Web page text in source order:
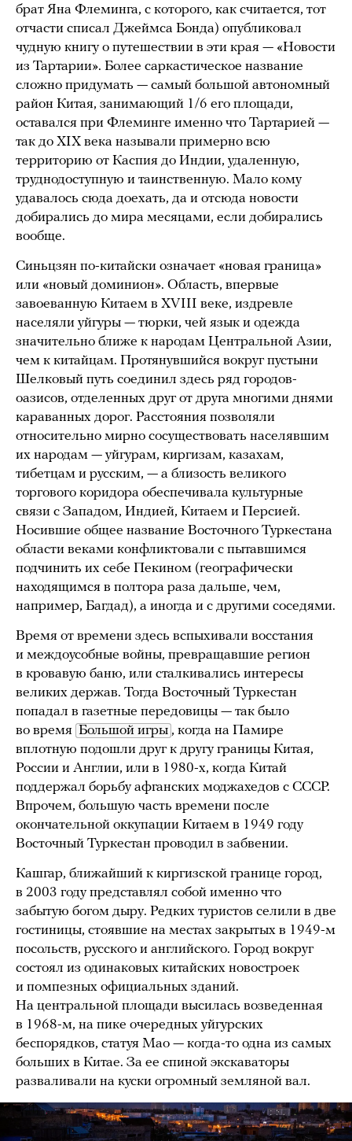
брат Яна Флеминга, с которого, как считается, тот
отчасти списал Джеймса Бонда) опубликовал
чудную книгу о путешествии в эти края — «Новости
из Тартарии». Более саркастическое название
сложно придумать — самый большой автономный
район Китая, занимающий 1/6 его площади,
оставался при Флеминге именно что Тартарией —
так до XIX века называли примерно всю
территорию от Каспия до Индии, удаленную,
труднодоступную и таинственную. Мало кому
удавалось сюда доехать, да и отсюда новости
добирались до мира месяцами, если добирались
вообще.
Синьцзян по-китайски означает «новая граница»
или «новый доминион». Область, впервые
завоеванную Китаем в XVIII веке, издревле
населяли уйгуры — тюрки, чей язык и одежда
значительно ближе к народам Центральной Азии,
чем к китайцам. Протянувшийся вокруг пустыни
Шелковый путь соединил здесь ряд городов-
оазисов, отделенных друг от друга многими днями
караванных дорог. Расстояния позволяли
относительно мирно сосуществовать населявшим
их народам — уйгурам, киргизам, казахам,
тибетцам и русским, — а близость великого
торгового коридора обеспечивала культурные
связи с Западом, Индией, Китаем и Персией.
Носившие общее название Восточного Туркестана
области веками конфликтовали с пытавшимся
подчинить их себе Пекином (географически
находящимся в полтора раза дальше, чем,
например, Багдад), а иногда и с другими соседями.
Время от времени здесь вспыхивали восстания
и междоусобные войны, превращавшие регион
в кровавую баню, или сталкивались интересы
великих держав. Тогда Восточный Туркестан
попадал в газетные передовицы — так было
во время Большой игры , когда на Памире
вплотную подошли друг к другу границы Китая,
России и Англии, или в 1980-х, когда Китай
поддержал борьбу афганских моджахедов с СССР.
Впрочем, большую часть времени после
окончательной оккупации Китаем в 1949 году
Восточный Туркестан проводил в забвении.
Кашгар, ближайший к киргизской границе город,
в 2003 году представлял собой именно что
забытую богом дыру. Редких туристов селили в две
гостиницы, стоявшие на местах закрытых в 1949-м
посольств, русского и английского. Город вокруг
состоял из одинаковых китайских новостроек
и помпезных официальных зданий.
На центральной площади высилась возведенная
в 1968-м, на пике очередных уйгурских
беспорядков, статуя Мао — когда-то одна из самых
больших в Китае. За ее спиной экскаваторы
разваливали на куски огромный земляной вал.